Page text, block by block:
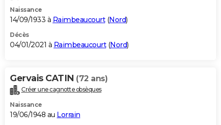
Naissance
14/09/1933 à Raimbeaucourt(Nord)
Décès
04/01/2021 à Raimbeaucourt(Nord)
Gervais CATIN (72 ans)
Créer une cagnotte obsèques
Naissance
19/06/1948 au Lorrain